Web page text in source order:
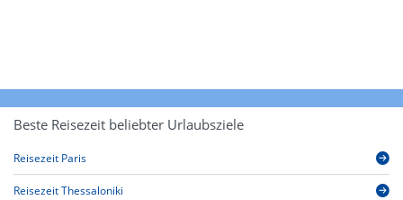
Beste Reisezeit beliebter Urlaubsziele
Reisezeit Paris
Reisezeit Thessaloniki